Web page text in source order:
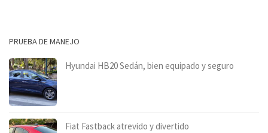
PRUEBA DE MANEJO
Hyundai HB20 Sedán, bien equipado y seguro
Fiat Fastback atrevido y divertido